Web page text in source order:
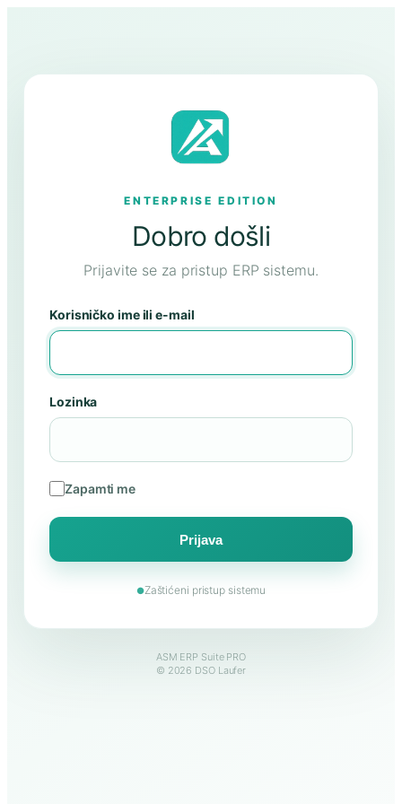
ENTERPRISE EDITION
Dobro došli
Prijavite se za pristup ERP sistemu.
Korisničko ime ili e-mail
Lozinka
Zapamti me
Prijava
●Zaštićeni pristup sistemu
ASM ERP Suite PRO
© 2026 DSO Laufer